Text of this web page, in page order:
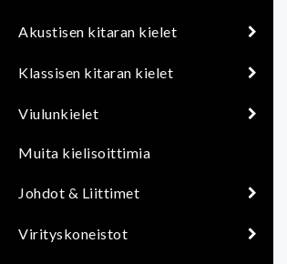
Akustisen kitaran kielet
Klassisen kitaran kielet
Viulunkielet
Muita kielisoittimia
Johdot & Liittimet
Virityskoneistot